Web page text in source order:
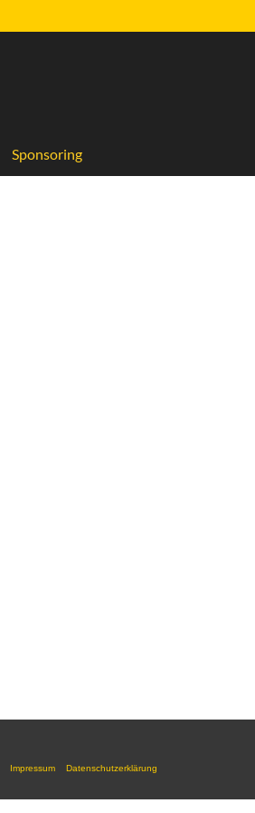
Sponsoring
Impressum Datenschutzerklärung